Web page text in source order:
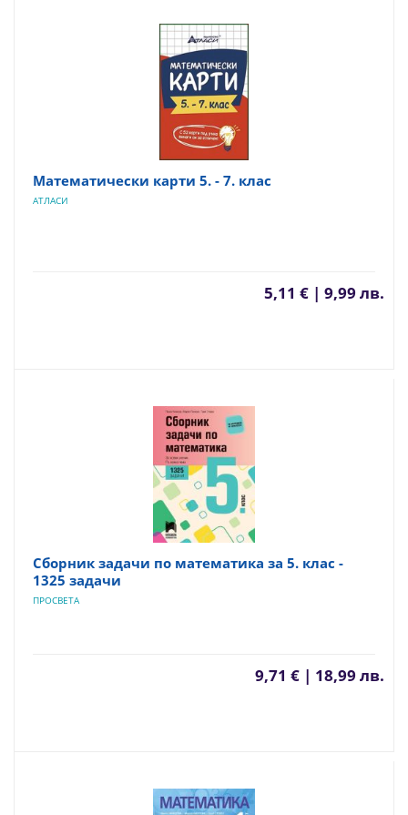
Математически карти 5. - 7. клас
АТЛАСИ
5,11 € | 9,99 лв.
Сборник задачи по математика за 5. клас -
1325 задачи
ПРОСВЕТА
9,71 € | 18,99 лв.